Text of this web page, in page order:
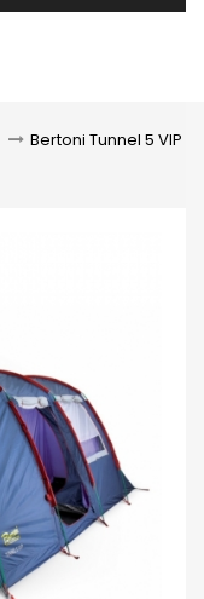
> Bertoni Tunnel 5 VIP